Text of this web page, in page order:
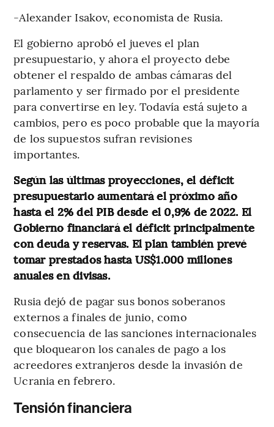
-Alexander Isakov, economista de Rusia.
El gobierno aprobó el jueves el plan
presupuestario, y ahora el proyecto debe
obtener el respaldo de ambas cámaras del
parlamento y ser firmado por el presidente
para convertirse en ley. Todavía está sujeto a
cambios, pero es poco probable que la mayoría
de los supuestos sufran revisiones
importantes.
Según las últimas proyecciones, el déficit
presupuestario aumentará el próximo año
hasta el 2% del PIB desde el 0,9% de 2022. El
Gobierno financiará el déficit principalmente
con deuda y reservas. El plan también prevé
tomar prestados hasta US$1.000 millones
anuales en divisas.
Rusia dejó de pagar sus bonos soberanos
externos a finales de junio, como
consecuencia de las sanciones internacionales
que bloquearon los canales de pago a los
acreedores extranjeros desde la invasión de
Ucrania en febrero.
Tensión financiera